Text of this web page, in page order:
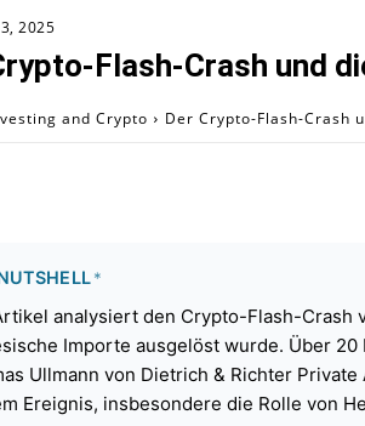
2025
Flash-Crash und
and Crypto Der Crypto-Flash-Crash
*
analysiert den Crypto-Flash-Crash
Importe ausgelöst wurde. Über
Ullmann von Dietrich & Richter
Ereignis, insbesondere die Rolle von